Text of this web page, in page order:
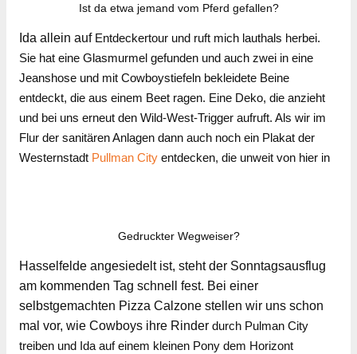
Ist da etwa jemand vom Pferd gefallen?
Ida allein auf Entdeckertour und ruft mich lauthals herbei.
Sie hat eine Glasmurmel gefunden und auch zwei in eine
Jeanshose und mit Cowboystiefeln bekleidete Beine
entdeckt, die aus einem Beet ragen. Eine Deko, die anzieht
und bei uns erneut den Wild-West-Trigger aufruft. Als wir im
Flur der sanitären Anlagen dann auch noch ein Plakat der
Westernstadt Pullman City entdecken, die unweit von hier in
Gedruckter Wegweiser?
Hasselfelde angesiedelt ist, steht der Sonntagsausflug
am kommenden Tag schnell fest. Bei einer
selbstgemachten Pizza Calzone stellen wir uns schon
mal vor, wie Cowboys ihre Rinder durch Pulman City
treiben und Ida auf einem kleinen Pony dem Horizont